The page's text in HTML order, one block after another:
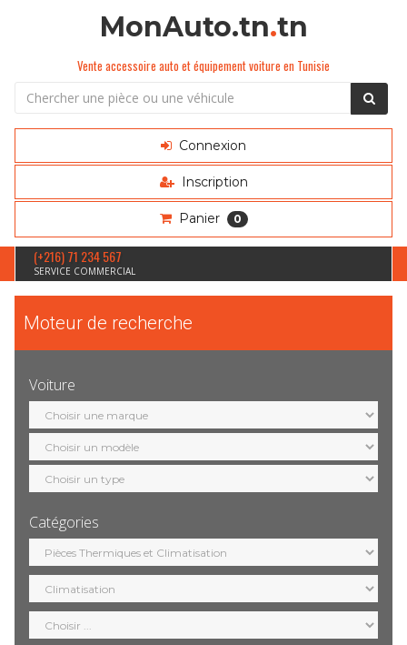
MonAuto.tn.tn
Vente accessoire auto et équipement voiture en Tunisie
Connexion
Inscription
Panier 0
(+216) 71 234 567
SERVICE COMMERCIAL
Moteur de recherche
Voiture
Sélection
marque
Sélection
modèle
Sélection
motorisation
Catégories
Sélection
catégorie